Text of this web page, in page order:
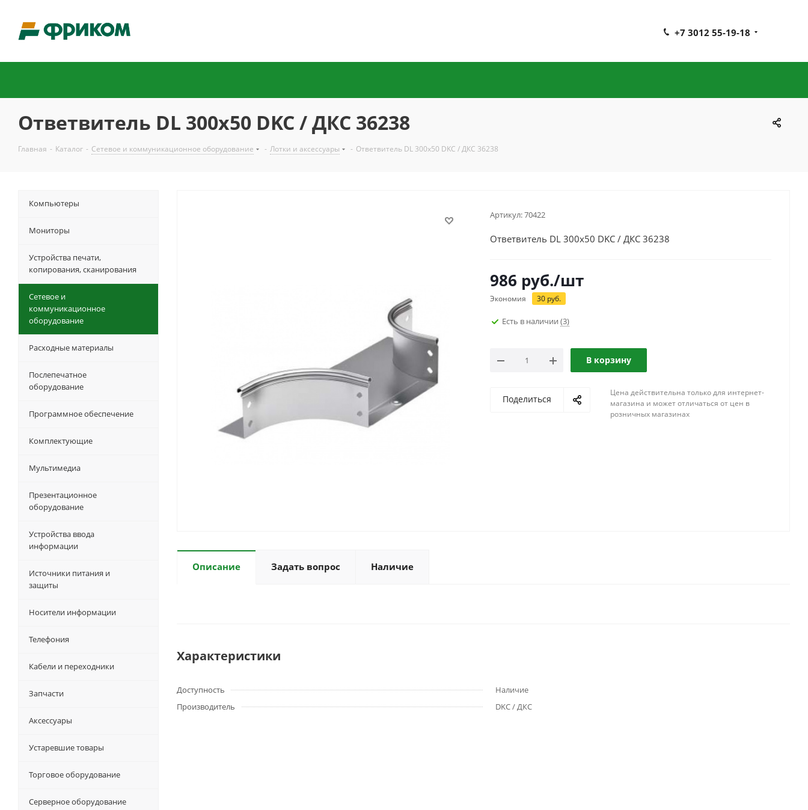
+7 3012 55-19-18
Ответвитель DL 300х50 DKC / ДКС 36238
Главная - Каталог - Сетевое и коммуникационное оборудование - Лотки и аксессуары - Ответвитель DL 300х50 DKC / ДКС 36238
Артикул:70422
Ответвитель DL 300х50 DKC / ДКС 36238
986 руб./шт
Экономия 30 руб.
Есть в наличии (3)
В корзину
Поделиться
Цена действительна только для интернет-
магазина и может отличаться от цен в
розничных магазинах
Описание Задать вопрос Наличие
Характеристики
Доступность
Наличие
Производитель
DKC / ДКС
Компьютеры
Мониторы
Устройства печати,
копирования, сканирования
Сетевое и
коммуникационное
оборудование
Расходные материалы
Послепечатное
оборудование
Программное обеспечение
Комплектующие
Мультимедиа
Презентационное
оборудование
Устройства ввода
информации
Источники питания и
защиты
Носители информации
Телефония
Кабели и переходники
Запчасти
Аксессуары
Устаревшие товары
Торговое оборудование
Серверное оборудование